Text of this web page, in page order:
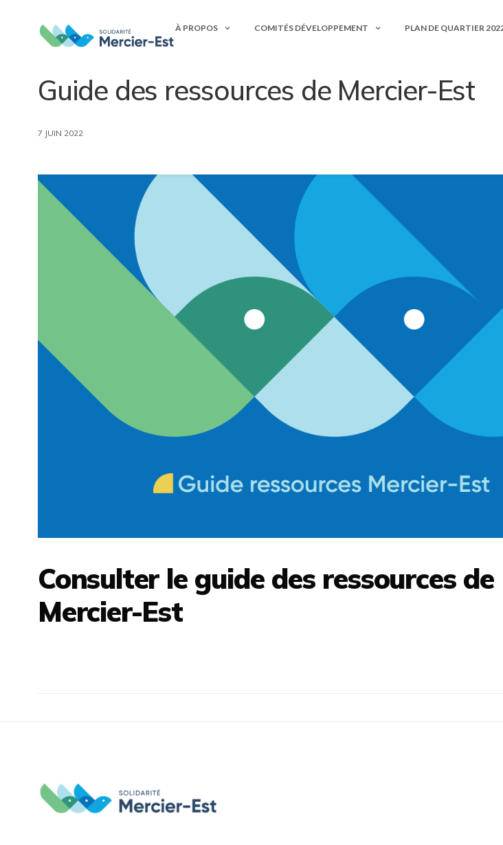
À PROPOS COMITÉS DÉVELOPPEMENT PLAN DE QUARTIER
Guide des ressources de Mercier-Est
7 JUIN 2022
Consulter le guide des ressources de
Mercier-Est